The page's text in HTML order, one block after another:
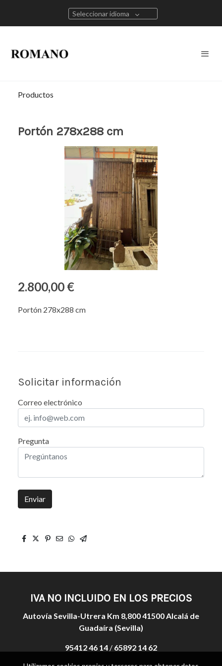
Seleccionar idioma
Productos
Portón 278x288 cm
2.800,00 €
Portón 278x288 cm
Solicitar información
Correo electrónico
Pregunta
Enviar
IVA NO INCLUIDO EN LOS PRECIOS
Autovía Sevilla-Utrera Km 8,800 41500 Alcalá de
Guadaíra (Sevilla)
95412 46 14 / 65892 14 62